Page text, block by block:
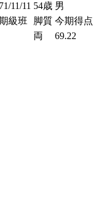
11/11 54歳 男
級班 脚質 今期得点
両 69.22